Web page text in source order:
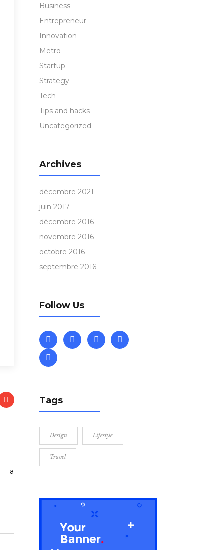
Business
Entrepreneur
Innovation
Metro
Startup
Strategy
Tech
Tips and hacks
Uncategorized
Archives
décembre 2021
juin 2017
décembre 2016
novembre 2016
octobre 2016
septembre 2016
Follow Us
Tags
Design Lifestyle
Travel